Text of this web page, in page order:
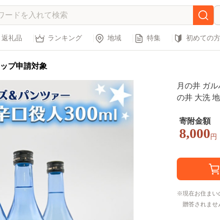
返礼品 ランキング 地域 特集 初めての方
プ申請対象
月の井 ガ
の井 大洗
寄附金額
8,000 円
現在お住まい
贈答されませ